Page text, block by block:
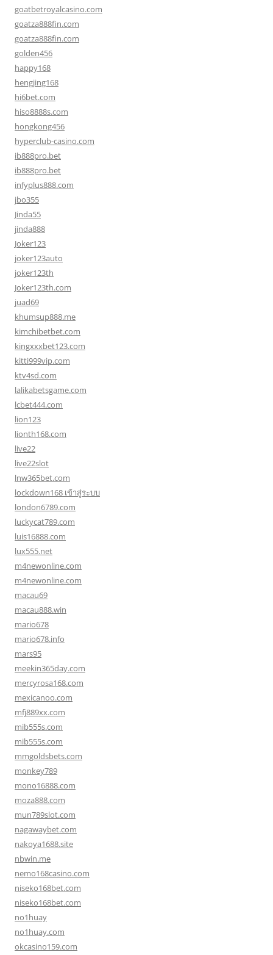
goatbetroyalcasino.com
goatza888fin.com
goatza888fin.com
golden456
happy168
hengjing168
hi6bet.com
hiso8888s.com
hongkong456
hyperclub-casino.com
ib888pro.bet
ib888pro.bet
infyplus888.com
jbo355
Jinda55
jinda888
Joker123
joker123auto
joker123th
Joker123th.com
juad69
khumsup888.me
kimchibetbet.com
kingxxxbet123.com
kitti999vip.com
ktv4sd.com
lalikabetsgame.com
lcbet444.com
lion123
lionth168.com
live22
live22slot
lnw365bet.com
lockdown168 เข้าสู่ระบบ
london6789.com
luckycat789.com
luis16888.com
lux555.net
m4newonline.com
m4newonline.com
macau69
macau888.win
mario678
mario678.info
mars95
meekin365day.com
mercyrosa168.com
mexicanoo.com
mfj889xx.com
mib555s.com
mib555s.com
mmgoldsbets.com
monkey789
mono16888.com
moza888.com
mun789slot.com
nagawaybet.com
nakoya1688.site
nbwin.me
nemo168casino.com
niseko168bet.com
niseko168bet.com
no1huay
no1huay.com
okcasino159.com